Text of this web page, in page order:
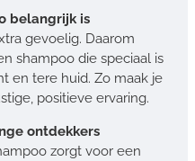
belangrijk is
gevoelig. Daarom
shampoo die speciaal is
en tere huid. Zo maak je
positieve ervaring.
ontdekkers
zorgt voor een